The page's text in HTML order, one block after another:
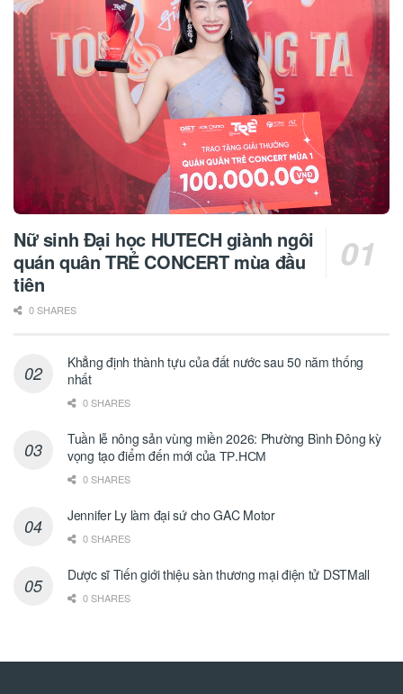
Nữ sinh Đại học HUTECH giành ngôi
quán quân TRẺ CONCERT mùa đầu
tiên
0 SHARES
Khẳng định thành tựu của đất nước sau 50 năm thống
nhất
0 SHARES
Tuần lễ nông sản vùng miền 2026: Phường Bình Đông kỳ
vọng tạo điểm đến mới của ТР.НСМ
0 SHARES
Jennifer Ly làm đại sứ cho GAC Motor
0 SHARES
Dược sĩ Tiến giới thiệu sàn thương mại điện tử DSTMall
0 SHARES